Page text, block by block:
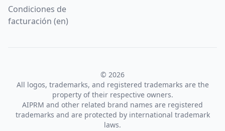
Condiciones de
facturación (en)
© 2026
All logos, trademarks, and registered trademarks are the
property of their respective owners.
AIPRM and other related brand names are registered
trademarks and are protected by international trademark
laws.